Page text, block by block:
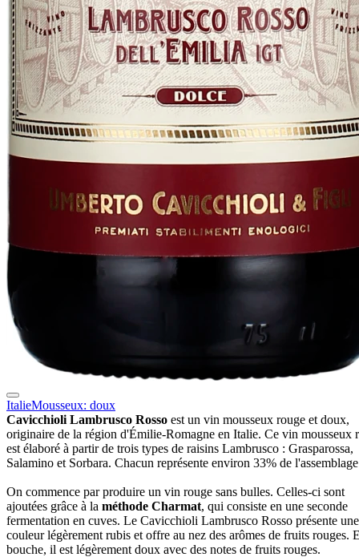
ItalieMousseux: doux
Cavicchioli Lambrusco Rosso est un vin mousseux rouge et doux,
originaire de la région d'Émilie-Romagne en Italie. Ce vin mousseux
est élaboré à partir de trois types de raisins Lambrusco : Grasparossa,
Salamino et Sorbara. Chacun représente environ 33% de
On commence par produire un vin rouge sans bulles. Celles-ci sont
ajoutées grâce à la méthode Charmat, qui consiste en une seconde
fermentation en cuves. Le Cavicchioli Lambrusco Rosso présente une
couleur légèrement rubis et offre au nez des arômes de fruits rouges.
bouche, il est légèrement doux avec des notes de fruits rouges.